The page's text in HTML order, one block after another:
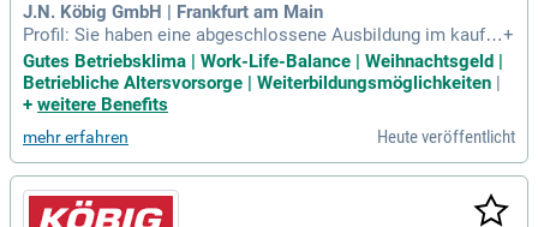
J.N. Köbig GmbH | Frankfurt am Main
Profil: Sie haben eine abgeschlossene Ausbildung im kaufm
ännischen Bereich zum Beispiel als Groß- und Außenhandel
skaufmann (m/w/d) oder in der SHK Branche zum Beispiel a
ls Anlagenmechaniker (m/w/d) zudem konnten Sie schon er
+
Gutes Betriebsklima | Work-Life-Balance | Weihnachtsgeld |
Betriebliche Altersvorsorge | Weiterbildungsmöglichkeiten |
+ weitere Benefits
mehr erfahren Heute veröffentlicht